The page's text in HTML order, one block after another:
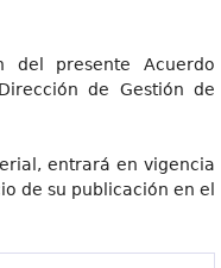
del presente Acuerdo
de Gestión de
entrará en vigencia
de su publicación en el